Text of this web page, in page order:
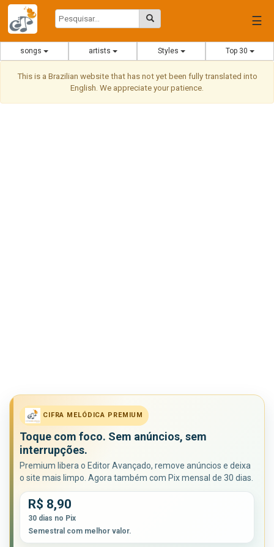
☰
songs artists Styles Top 30
This is a Brazilian website that has not yet been fully translated into
English. We appreciate your patience.
CIFRA MELÓDICA PREMIUM
Toque com foco. Sem anúncios, sem
interrupções.
Premium libera o Editor Avançado, remove anúncios e deixa
o site mais limpo. Agora também com Pix mensal de 30 dias.
R$ 8,90
30 dias no Pix
Semestral com melhor valor.